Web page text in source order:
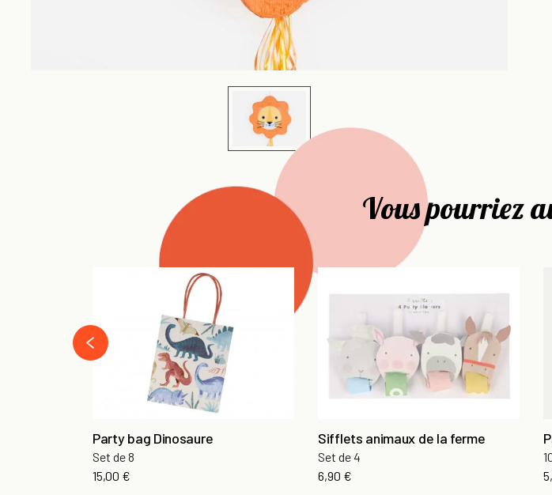
Vous pourriez
Party bag Dinosaure
Set de 8
15,00 €
Sifflets animaux de la ferme
Set de 4
6,90 €
‹